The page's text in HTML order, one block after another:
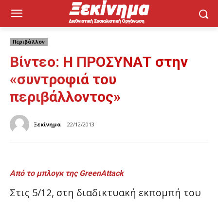
Περιβάλλον
Βίντεο: Η ΠΡΟΣΥΝΑΤ στην
«συντροφιά του
περιβάλλοντος»
Ξεκίνημα 22/12/2013
Από το μπλογκ τηςGreenAttack
Στις 5/12, στη διαδικτυακή εκπομπή του